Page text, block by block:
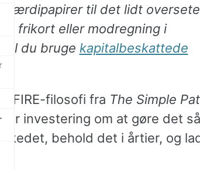
værdipapirer til det lidt oversete
frikort eller modregning i
du bruge kapitalbeskattede
FIRE-filosofi fra The Simple
investering om at gøre det så
behold det i årtier, og